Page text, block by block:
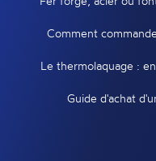
Comment
Le thermolaquage :
Guide d'achat